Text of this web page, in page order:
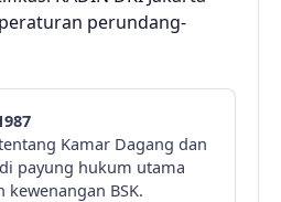
perundang-
Kamar Dagang dan
payung hukum utama
BSK.